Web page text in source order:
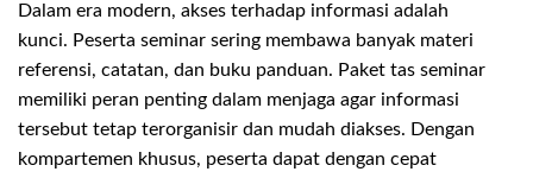
Dalam era modern, akses terhadap informasi adalah
kunci. Peserta seminar sering membawa banyak materi
referensi, catatan, dan buku panduan. Paket tas seminar
memiliki peran penting dalam menjaga agar informasi
tersebut tetap terorganisir dan mudah diakses. Dengan
kompartemen khusus, peserta dapat dengan cepat